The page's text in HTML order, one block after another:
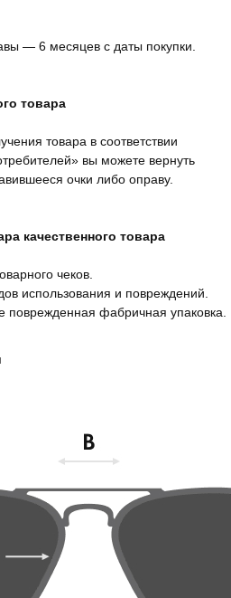
— 6 месяцев с даты покупки.
товара
товара в соответствии
вы можете вернуть
очки либо оправу.
качественного товара
чеков.
использования и повреждений.
поврежденная фабричная упаковка.